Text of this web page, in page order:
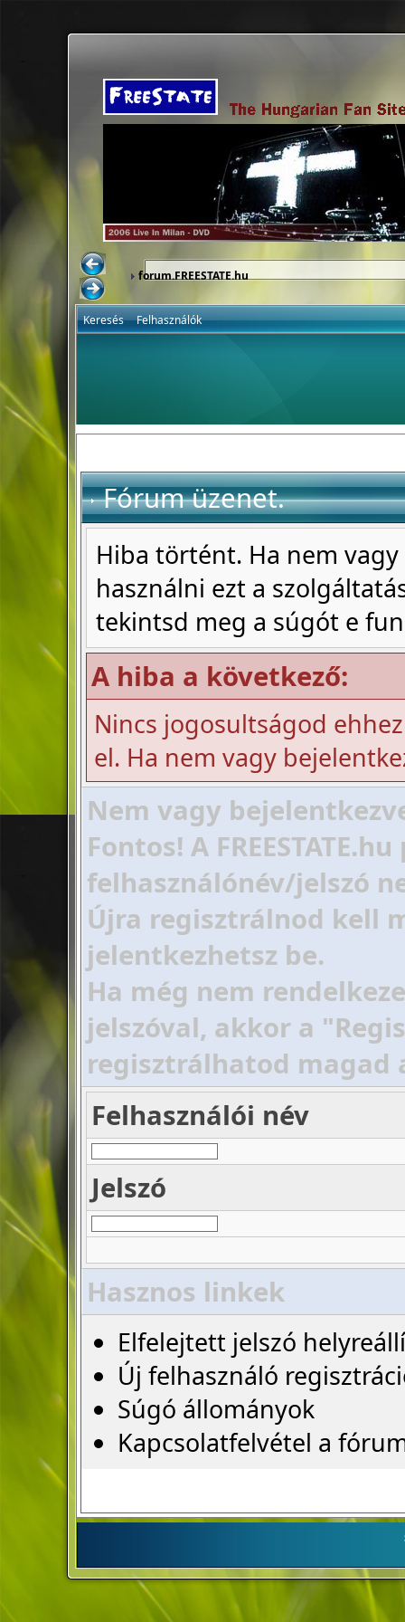
forum.FREESTATE.hu
Keresés Felhasználók
Fórum üzenet.
Hiba történt. Ha nem
használni ezt a
tekintsd meg a súgót e
A hiba a következő:
Nincs jogosultságod
el. Ha nem vagy
Nem vagy
Fontos! A
felhasználónév/jelszó
Újra regisztrálnod kell
jelentkezhetsz be.
Ha még nem
jelszóval, akkor a
regisztrálhatod magad
Felhasználói név
Jelszó
Hasznos linkek
Elfelejtett jelszó
Új felhasználó
Súgó állományok
Kapcsolatfelvétel a